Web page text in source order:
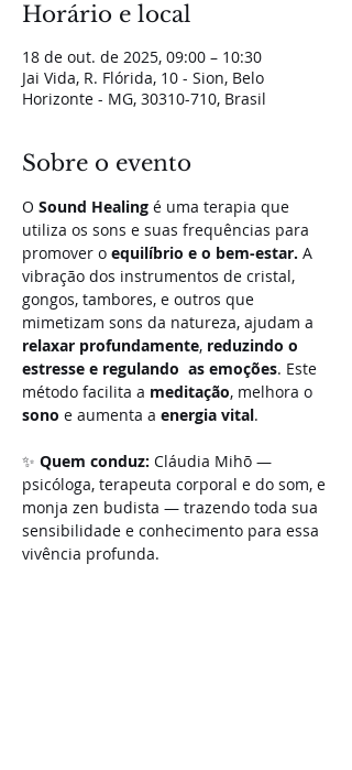
Horário e local
18 de out. de 2025, 09:00 – 10:30
Jai Vida, R. Flórida, 10 - Sion, Belo
Horizonte - MG, 30310-710, Brasil
Sobre o evento
O Sound Healing é uma terapia que
utiliza os sons e suas frequências para
promover o equilíbrio e o bem-estar. A
vibração dos instrumentos de cristal,
gongos, tambores, e outros que
mimetizam sons da natureza, ajudam a
relaxar profundamente, reduzindo o
estresse e regulando  as emoções. Este
método facilita a meditação, melhora o
sono e aumenta a energia vital.
✨ Quem conduz: Cláudia Mihō —
psicóloga, terapeuta corporal e do som, e
monja zen budista — trazendo toda sua
sensibilidade e conhecimento para essa
vivência profunda.